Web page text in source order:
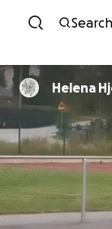
Search
Helena